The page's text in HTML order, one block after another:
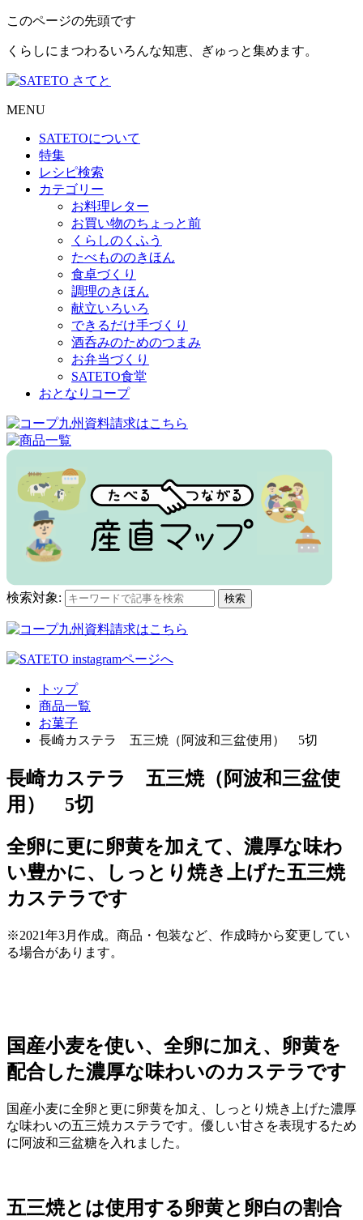
このページの先頭です
くらしにまつわるいろんな知恵、ぎゅっと集めます。
MENU
SATETOについて
特集
レシピ検索
カテゴリー
お料理レター
お買い物のちょっと前
くらしのくふう
たべもののきほん
食卓づくり
調理のきほん
献立いろいろ
できるだけ手づくり
酒呑みのためのつまみ
お弁当づくり
SATETO食堂
おとなりコープ
検索対象: 検索
トップ
商品一覧
お菓子
長崎カステラ 五三焼（阿波和三盆使用） 5切
長崎カステラ 五三焼（阿波和三盆使
用） 5切
全卵に更に卵黄を加えて、濃厚な味わ
い豊かに、しっとり焼き上げた五三焼
カステラです
※2021年3月作成。商品・包装など、作成時から変更してい
る場合があります。
国産小麦を使い、全卵に加え、卵黄を
配合した濃厚な味わいのカステラです
国産小麦に全卵と更に卵黄を加え、しっとり焼き上げた濃厚
な味わいの五三焼カステラです。優しい甘さを表現するため
に阿波和三盆糖を入れました。
五三焼とは使用する卵黄と卵白の割合